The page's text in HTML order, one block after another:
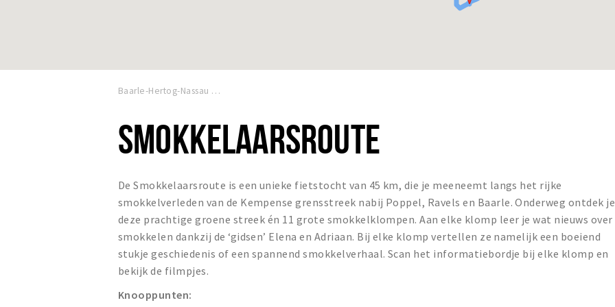
Baarle-Hertog-Nassau
SMOKKELAARSROUTE
De Smokkelaarsroute is een unieke fietstocht van 45 km, die je meeneemt langs het rijke
smokkelverleden van de Kempense grensstreek nabij Poppel, Ravels en Baarle. Onderweg ontdek je
deze prachtige groene streek én 11 grote smokkelklompen. Aan elke klomp leer je wat nieuws over
smokkelen dankzij de ‘gidsen’ Elena en Adriaan. Bij elke klomp vertellen ze namelijk een boeiend
stukje geschiedenis of een spannend smokkelverhaal. Scan het informatiebordje bij elke klomp en
bekijk de filmpjes.
Knooppunten: